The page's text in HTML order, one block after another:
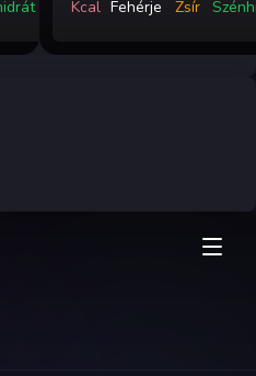
Kcal Fehérje Zsír